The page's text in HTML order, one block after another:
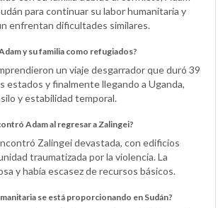
para continuar su labor humanitaria y
enfrentan dificultades similares.
y su familia como refugiados?
un viaje desgarrador que duró 39
estados y finalmente llegando a Uganda,
y estabilidad temporal.
Adam al regresar a Zalingei?
Zalingei devastada, con edificios
traumatizada por la violencia. La
y había escasez de recursos básicos.
se está proporcionando en Sudán?